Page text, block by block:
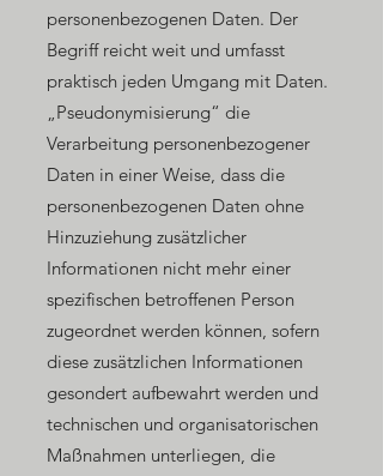
personenbezogenen Daten. Der
Begriff reicht weit und umfasst
praktisch jeden Umgang mit Daten.
„Pseudonymisierung“ die
Verarbeitung personenbezogener
Daten in einer Weise, dass die
personenbezogenen Daten ohne
Hinzuziehung zusätzlicher
Informationen nicht mehr einer
spezifischen betroffenen Person
zugeordnet werden können, sofern
diese zusätzlichen Informationen
gesondert aufbewahrt werden und
technischen und organisatorischen
Maßnahmen unterliegen, die